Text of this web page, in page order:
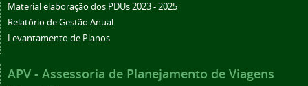
Material elaboração dos PDUs 2023 - 2025
Relatório de Gestão Anual
Levantamento de Planos
APV - Assessoria de Planejamento de Viagens